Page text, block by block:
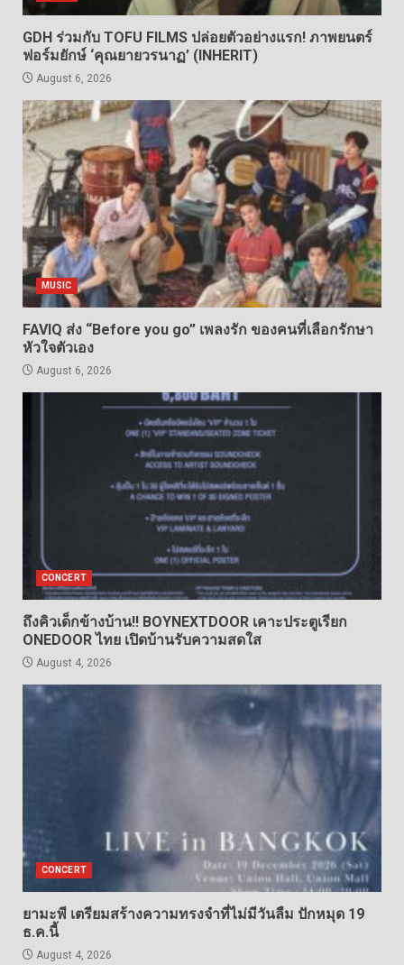
GDH ร่วมกับ TOFU FILMS ปล่อยตัวอย่างแรก! ภาพยนตร์
ฟอร์มยักษ์ ‘คุณยายวรนาฏ’ (INHERIT)
August 6, 2026
MUSIC
FAVIQ ส่ง “Before you go” เพลงรัก ของคนที่เลือกรักษา
หัวใจตัวเอง
August 6, 2026
CONCERT
ถึงคิวเด็กข้างบ้าน!! BOYNEXTDOOR เคาะประตูเรียก
ONEDOOR ไทย เปิดบ้านรับความสดใส
August 4, 2026
CONCERT
ยามะพี เตรียมสร้างความทรงจำที่ไม่มีวันลืม ปักหมุด 19
ธ.ค.นี้
August 4, 2026